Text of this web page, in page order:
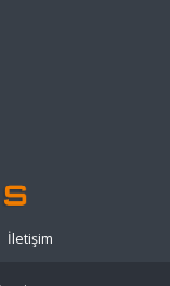
İletişim